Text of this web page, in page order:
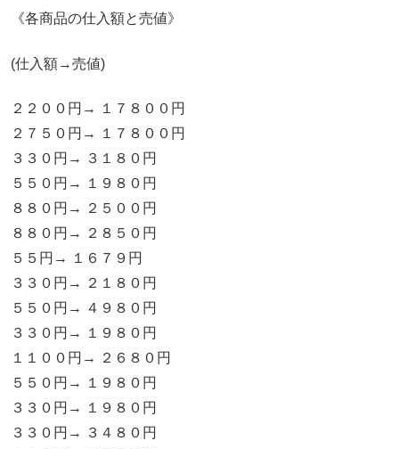
《各商品の仕入額と売値》
(仕入額→売値)
２２００円→ １７８００円
２７５０円→ １７８００円
３３０円→ ３１８０円
５５０円→ １９８０円
８８０円→ ２５００円
８８０円→ ２８５０円
５５円→ １６７９円
３３０円→ ２１８０円
５５０円→ ４９８０円
３３０円→ １９８０円
１１００円→ ２６８０円
５５０円→ １９８０円
３３０円→ １９８０円
３３０円→ ３４８０円